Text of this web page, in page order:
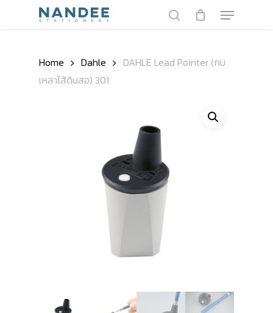
Menu
Home Dahle
DAHLE Lead Pointer (กบ
เหลาไส้ดินสอ) 301